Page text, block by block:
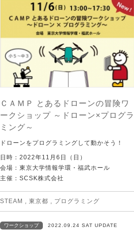
ＣＡＭＰ とあるドローンの冒険ワ
ークショップ ～ドローン×プログラ
ミング～
ドローンをプログラミングして動かそう！
日時：2022年11月6日（日）
会場：東京大学情報学環・福武ホール
主催：SCSK株式会社
STEAM , 東京都 , プログラミング
ワークショップ 2022.09.24 SAT UPDATE